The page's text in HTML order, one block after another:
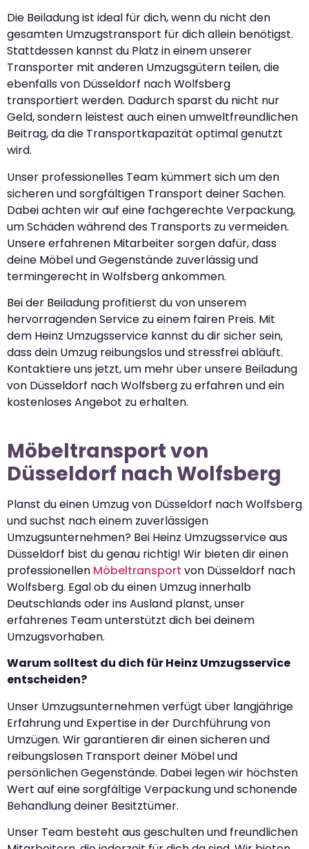
Die Beiladung ist ideal für dich, wenn du nicht den
gesamten Umzugstransport für dich allein benötigst.
Stattdessen kannst du Platz in einem unserer
Transporter mit anderen Umzugsgütern teilen, die
ebenfalls von Düsseldorf nach Wolfsberg
transportiert werden. Dadurch sparst du nicht nur
Geld, sondern leistest auch einen umweltfreundlichen
Beitrag, da die Transportkapazität optimal genutzt
wird.
Unser professionelles Team kümmert sich um den
sicheren und sorgfältigen Transport deiner Sachen.
Dabei achten wir auf eine fachgerechte Verpackung,
um Schäden während des Transports zu vermeiden.
Unsere erfahrenen Mitarbeiter sorgen dafür, dass
deine Möbel und Gegenstände zuverlässig und
termingerecht in Wolfsberg ankommen.
Bei der Beiladung profitierst du von unserem
hervorragenden Service zu einem fairen Preis. Mit
dem Heinz Umzugsservice kannst du dir sicher sein,
dass dein Umzug reibungslos und stressfrei abläuft.
Kontaktiere uns jetzt, um mehr über unsere Beiladung
von Düsseldorf nach Wolfsberg zu erfahren und ein
kostenloses Angebot zu erhalten.
Möbeltransport von
Düsseldorf nach Wolfsberg
Planst du einen Umzug von Düsseldorf nach Wolfsberg
und suchst nach einem zuverlässigen
Umzugsunternehmen? Bei Heinz Umzugsservice aus
Düsseldorf bist du genau richtig! Wir bieten dir einen
professionellen Möbeltransport von Düsseldorf nach
Wolfsberg. Egal ob du einen Umzug innerhalb
Deutschlands oder ins Ausland planst, unser
erfahrenes Team unterstützt dich bei deinem
Umzugsvorhaben.
Warum solltest du dich für Heinz Umzugsservice
entscheiden?
Unser Umzugsunternehmen verfügt über langjährige
Erfahrung und Expertise in der Durchführung von
Umzügen. Wir garantieren dir einen sicheren und
reibungslosen Transport deiner Möbel und
persönlichen Gegenstände. Dabei legen wir höchsten
Wert auf eine sorgfältige Verpackung und schonende
Behandlung deiner Besitztümer.
Unser Team besteht aus geschulten und freundlichen